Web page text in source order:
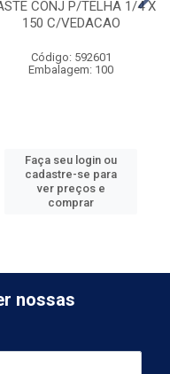
CONJ P/TELHA 1/4 X
150 C/VEDACAO
Código: 592601
Embalagem: 100
Faça seu login ou
cadastre-se para
ver preços e
comprar
nossas